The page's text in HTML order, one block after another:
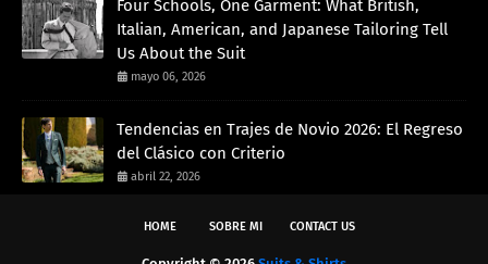
Four Schools, One Garment: What British,
Italian, American, and Japanese Tailoring Tell
Us About the Suit
mayo 06, 2026
Tendencias en Trajes de Novio 2026: El Regreso
del Clásico con Criterio
abril 22, 2026
HOME SOBRE MI CONTACT US